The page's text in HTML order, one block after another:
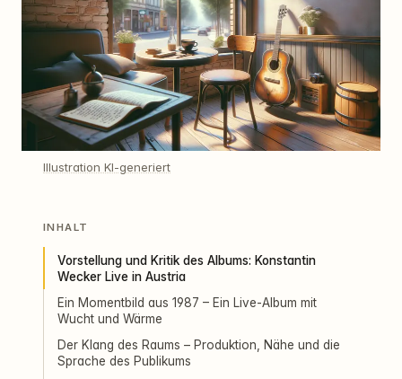
Illustration KI-generiert
INHALT
Vorstellung und Kritik des Albums: Konstantin
Wecker Live in Austria
Ein Momentbild aus 1987 – Ein Live-Album mit
Wucht und Wärme
Der Klang des Raums – Produktion, Nähe und die
Sprache des Publikums